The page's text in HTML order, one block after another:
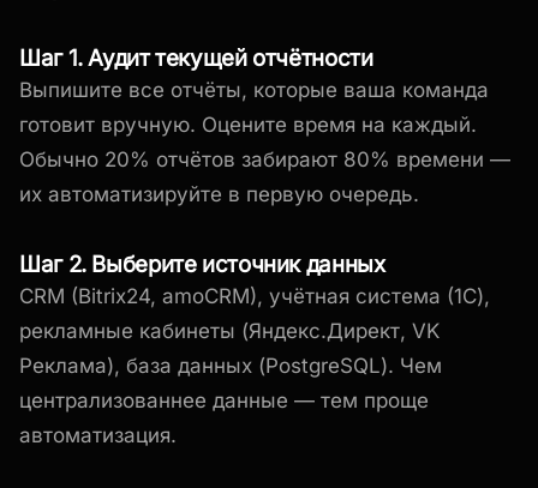
Шаг 1. Аудит текущей отчётности
Выпишите все отчёты, которые ваша команда
готовит вручную. Оцените время на каждый.
Обычно 20% отчётов забирают 80% времени —
их автоматизируйте в первую очередь.
Шаг 2. Выберите источник данных
CRM (Bitrix24, amoCRM), учётная система (1С),
рекламные кабинеты (Яндекс.Директ, VK
Реклама), база данных (PostgreSQL). Чем
централизованнее данные — тем проще
автоматизация.